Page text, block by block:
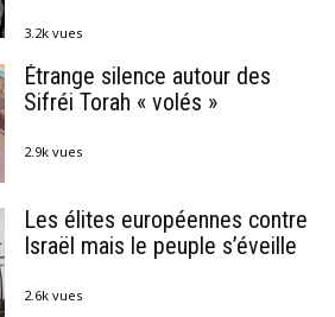
3.2k vues
Étrange silence autour des
Sifréi Torah « volés »
2.9k vues
Les élites européennes contre
Israël mais le peuple s’éveille
2.6k vues